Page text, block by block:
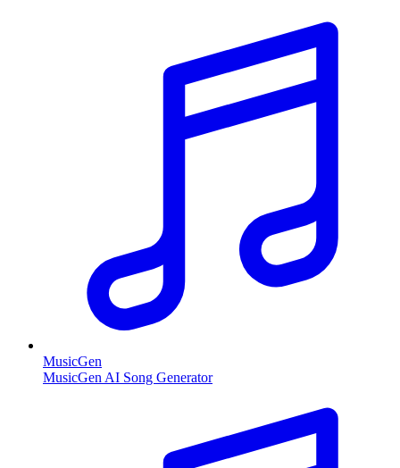
MusicGen
MusicGen AI Song Generator